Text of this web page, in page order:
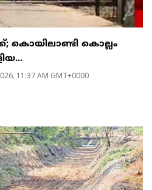
കൊയിലാണ്ടി കൊല്ലം
11:37 AM GMT+0000